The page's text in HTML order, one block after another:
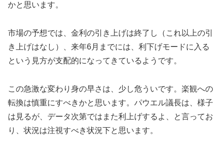
かと思います。
市場の予想では、金利の引き上げは終了し（これ以上の引
き上げはなし）、来年6月までには、利下げモードに入る
という見方が支配的になってきているようです。
この急激な変わり身の早さは、少し危ういです。楽観への
転換は慎重にすべきかと思います。パウエル議長は、様子
は見るが、データ次第ではまた利上げするよ、と言ってお
り、状況は注視すべき状況下と思います。